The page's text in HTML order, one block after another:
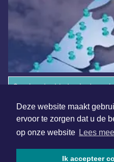
Deze website maakt
ervoor te zorgen dat u de
op onze website Lees
Ik accepteer
Overige dagbladen in de
Algemene voorwaarden
Disclaimer